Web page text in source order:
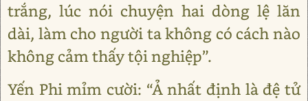
trắng, lúc nói chuyện hai dòng lệ lăn
dài, làm cho người ta không có cách nào
không cảm thấy tội nghiệp”.
Yến Phi mỉm cười: “Ả nhất định là đệ tử